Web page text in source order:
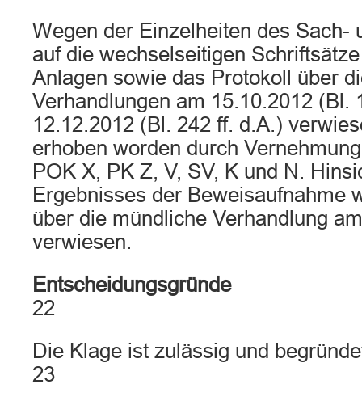
Wegen der Einzelheiten des Sach-
auf die wechselseitigen
Anlagen sowie das Protokoll über
Verhandlungen am 15.10.2012 (Bl.
12.12.2012 (Bl. 242 ff. d.A.)
erhoben worden durch
POK X, PK Z, V, SV, K und N.
Ergebnisses der Beweisaufnahme
über die mündliche Verhandlung
verwiesen.
Entscheidungsgründe
22
Die Klage ist zulässig und
23